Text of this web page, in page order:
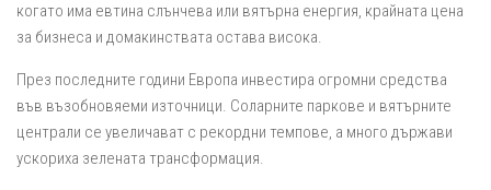
когато има евтина слънчева или вятърна енергия, крайната цена
за бизнеса и домакинствата остава висока.
През последните години Европа инвестира огромни средства
във възобновяеми източници. Соларните паркове и вятърните
централи се увеличават с рекордни темпове, а много държави
ускориха зелената трансформация.